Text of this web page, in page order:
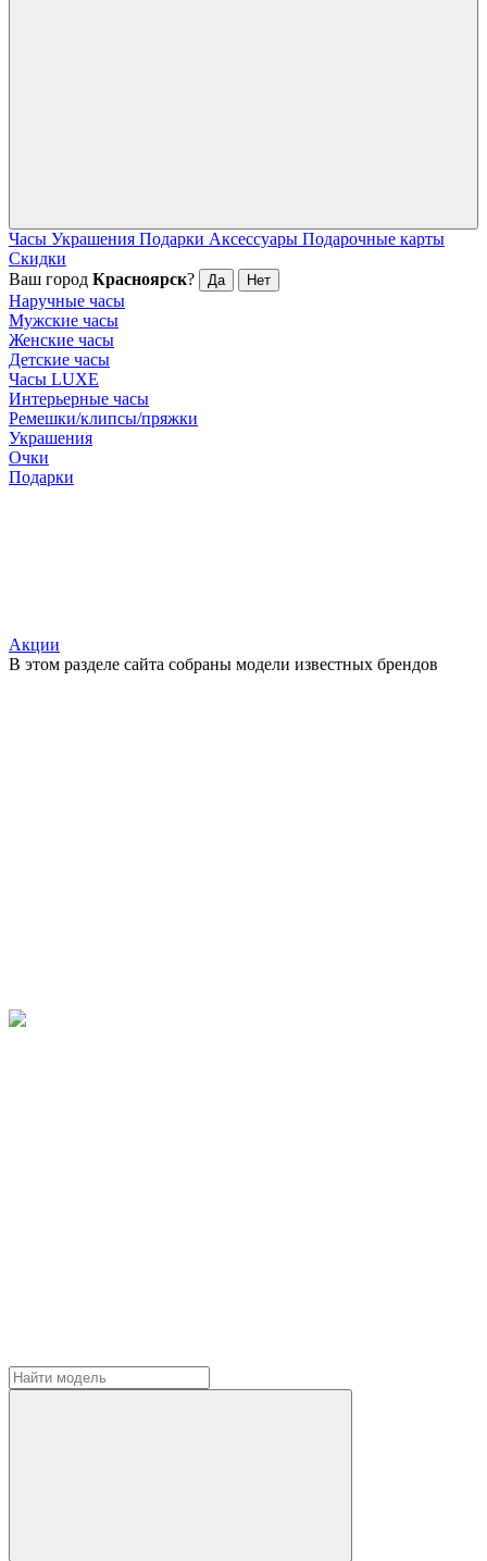
Часы Украшения Подарки Аксессуары Подарочные карты
Скидки
Ваш город Красноярск? Да Нет
Наручные часы
Мужские часы
Женские часы
Детские часы
Часы LUXE
Интерьерные часы
Ремешки/клипсы/пряжки
Украшения
Очки
Подарки
Акции
В этом разделе сайта собраны модели известных брендов